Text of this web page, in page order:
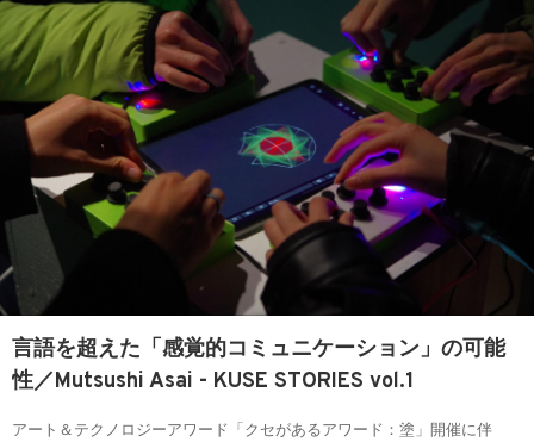
言語を超えた「感覚的コミュニケーション」の可能
性／Mutsushi Asai - KUSE STORIES vol.1
アート＆テクノロジーアワード「クセがあるアワード：塗」開催に伴